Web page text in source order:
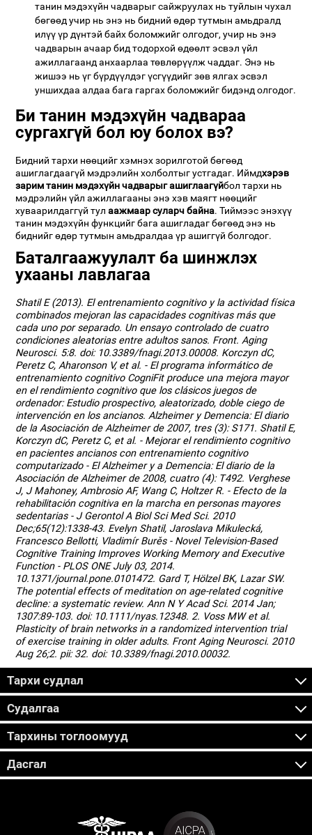
танин мэдэхүйн чадварыг сайжруулах нь туйлын чухал
бөгөөд учир нь энэ нь бидний өдөр тутмын амьдралд
илүү үр дүнтэй байх боломжийг олгодог, учир нь энэ
чадварын ачаар бид тодорхой өдөөлт эсвэл үйл
ажиллагаанд анхаарлаа төвлөрүүлж чаддаг. Энэ нь
жишээ нь үг бүрдүүлдэг үсгүүдийг зөв ялгах эсвэл
уншихдаа алдаа бага гаргах боломжийг бидэнд олгодог.
Би танин мэдэхүйн чадвараа
сургахгүй бол юу болох вэ?
Бидний тархи нөөцийг хэмнэх зорилготой бөгөөд
ашиглагдаагүй мэдрэлийн холболтыг устгадаг. Иймдхэрэв
зарим танин мэдэхүйн чадварыг ашиглаагүйбол тархи нь
мэдрэлийн үйл ажиллагааны энэ хэв маягт нөөцийг
хуваарилдаггүй тулаажмаар суларч байна. Тиймээс энэхүү
танин мэдэхүйн функцийг бага ашигладаг бөгөөд энэ нь
биднийг өдөр тутмын амьдралдаа үр ашиггүй болгодог.
Баталгаажуулалт ба шинжлэх
ухааны лавлагаа
Shatil E (2013). El entrenamiento cognitivo y la actividad física
combinados mejoran las capacidades cognitivas más que
cada uno por separado. Un ensayo controlado de cuatro
condiciones aleatorias entre adultos sanos. Front. Aging
Neurosci. 5:8. doi: 10.3389/fnagi.2013.00008. Korczyn dC,
Peretz C, Aharonson V, et al. - El programa informático de
entrenamiento cognitivo CogniFit produce una mejora mayor
en el rendimiento cognitivo que los clásicos juegos de
ordenador: Estudio prospectivo, aleatorizado, doble ciego de
intervención en los ancianos. Alzheimer y Demencia: El diario
de la Asociación de Alzheimer de 2007, tres (3): S171. Shatil E,
Korczyn dC, Peretz C, et al. - Mejorar el rendimiento cognitivo
en pacientes ancianos con entrenamiento cognitivo
computarizado - El Alzheimer y a Demencia: El diario de la
Asociación de Alzheimer de 2008, cuatro (4): T492. Verghese
J, J Mahoney, Ambrosio AF, Wang C, Holtzer R. - Efecto de la
rehabilitación cognitiva en la marcha en personas mayores
sedentarias - J Gerontol A Biol Sci Med Sci. 2010
Dec;65(12):1338-43. Evelyn Shatil, Jaroslava Mikulecká,
Francesco Bellotti, Vladimír Burěs - Novel Television-Based
Cognitive Training Improves Working Memory and Executive
Function - PLOS ONE July 03, 2014.
10.1371/journal.pone.0101472. Gard T, Hölzel BK, Lazar SW.
The potential effects of meditation on age-related cognitive
decline: a systematic review. Ann N Y Acad Sci. 2014 Jan;
1307:89-103. doi: 10.1111/nyas.12348. 2. Voss MW et al.
Plasticity of brain networks in a randomized intervention trial
of exercise training in older adults. Front Aging Neurosci. 2010
Aug 26;2. pii: 32. doi: 10.3389/fnagi.2010.00032.
Тархи судлал
Судалгаа
Тархины тоглоомууд
Дасгал